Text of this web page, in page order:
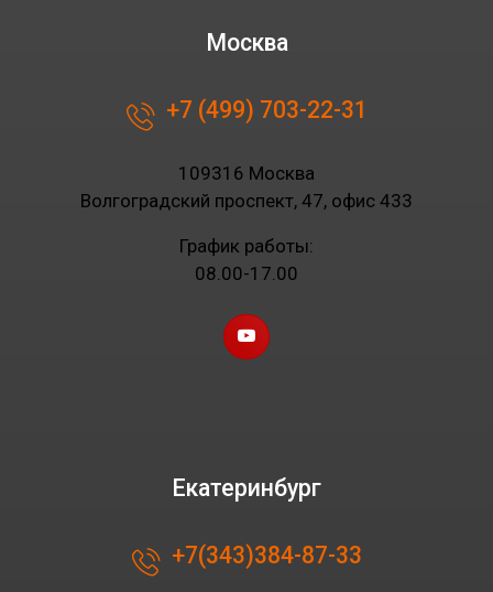
Москва
+7 (499) 703-22-31
109316 Москва
Волгоградский проспект, 47, офис 433
График работы:
08.00-17.00
Екатеринбург
+7(343)384-87-33